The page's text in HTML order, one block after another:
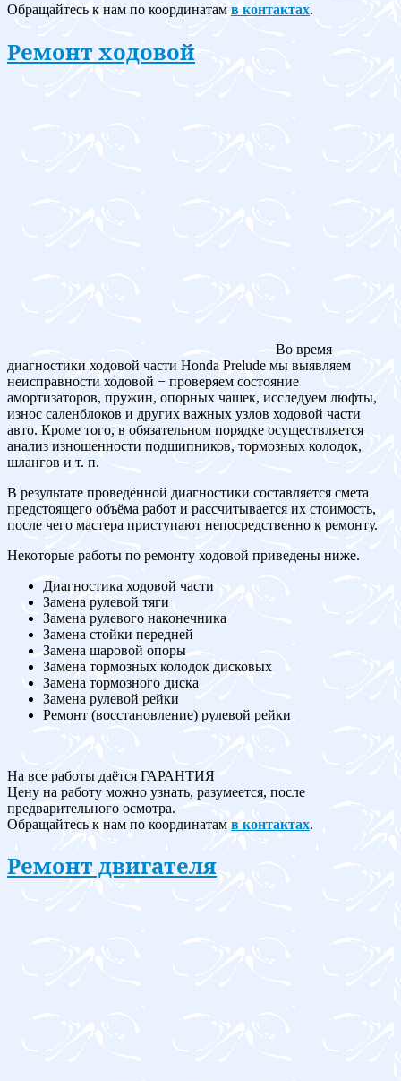
Обращайтесь к нам по координатам в контактах.
Ремонт ходовой
Во время
диагностики ходовой части Honda Prelude мы выявляем
неисправности ходовой − проверяем состояние
амортизаторов, пружин, опорных чашек, исследуем люфты,
износ саленблоков и других важных узлов ходовой части
авто. Кроме того, в обязательном порядке осуществляется
анализ изношенности подшипников, тормозных колодок,
шлангов и т. п.
В результате проведённой диагностики составляется смета
предстоящего объёма работ и рассчитывается их стоимость,
после чего мастера приступают непосредственно к ремонту.
Некоторые работы по ремонту ходовой приведены ниже.
Диагностика ходовой части
Замена рулевой тяги
Замена рулевого наконечника
Замена стойки передней
Замена шаровой опоры
Замена тормозных колодок дисковых
Замена тормозного диска
Замена рулевой рейки
Ремонт (восстановление) рулевой рейки
На все работы даётся ГАРАНТИЯ
Цену на работу можно узнать, разумеется, после
предварительного осмотра.
Обращайтесь к нам по координатам в контактах.
Ремонт двигателя